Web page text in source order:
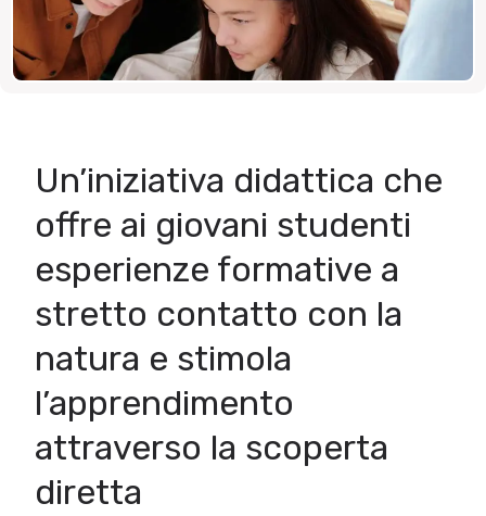
Un’iniziativa didattica che
offre ai giovani studenti
esperienze formative a
stretto contatto con la
natura e stimola
l’apprendimento
attraverso la scoperta
diretta